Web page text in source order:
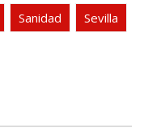
Sanidad Sevilla